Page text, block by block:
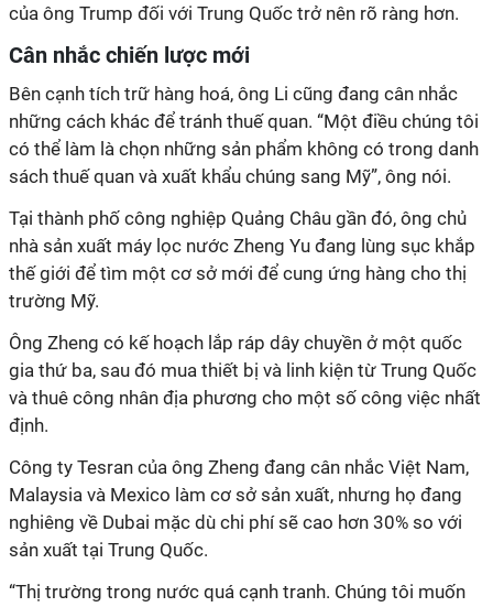
của ông Trump đối với Trung Quốc trở nên rõ ràng hơn.
Cân nhắc chiến lược mới
Bên cạnh tích trữ hàng hoá, ông Li cũng đang cân nhắc
những cách khác để tránh thuế quan. “Một điều chúng tôi
có thể làm là chọn những sản phẩm không có trong danh
sách thuế quan và xuất khẩu chúng sang Mỹ”, ông nói.
Tại thành phố công nghiệp Quảng Châu gần đó, ông chủ
nhà sản xuất máy lọc nước Zheng Yu đang lùng sục khắp
thế giới để tìm một cơ sở mới để cung ứng hàng cho thị
trường Mỹ.
Ông Zheng có kế hoạch lắp ráp dây chuyền ở một quốc
gia thứ ba, sau đó mua thiết bị và linh kiện từ Trung Quốc
và thuê công nhân địa phương cho một số công việc nhất
định.
Công ty Tesran của ông Zheng đang cân nhắc Việt Nam,
Malaysia và Mexico làm cơ sở sản xuất, nhưng họ đang
nghiêng về Dubai mặc dù chi phí sẽ cao hơn 30% so với
sản xuất tại Trung Quốc.
“Thị trường trong nước quá cạnh tranh. Chúng tôi muốn